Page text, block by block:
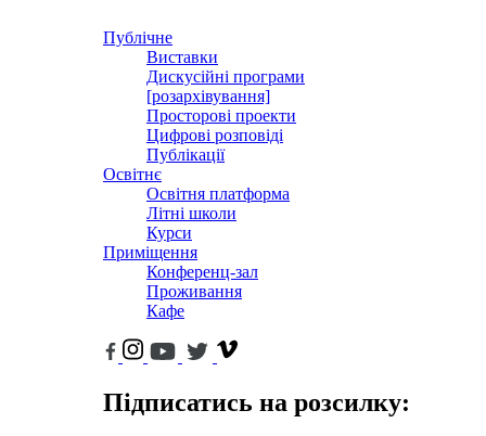
Публічне
Виставки
Дискусійні програми
[розархівування]
Просторові проекти
Цифрові розповіді
Публікації
Освітнє
Освітня платформа
Літні школи
Курси
Приміщення
Конференц-зал
Проживання
Кафе
Підписатись на розсилку: